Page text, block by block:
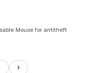
Mouse for antitheft